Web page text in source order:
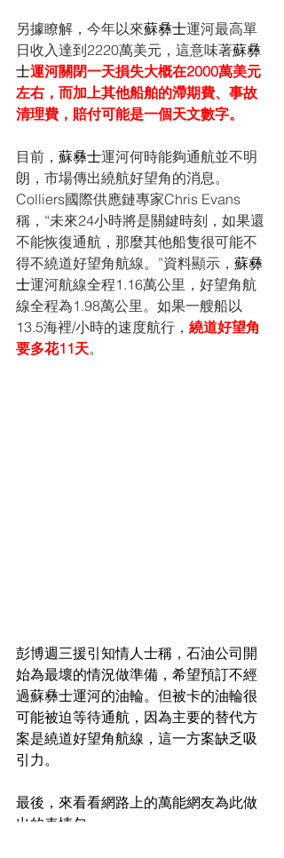
另據瞭解，今年以來蘇彝士運河最高單
日收入達到2220萬美元，這意味著蘇彝
士運河關閉一天損失大概在2000萬美元
左右，而加上其他船舶的滯期費、事故
清理費，賠付可能是一個天文數字。
目前， 蘇彝士運河何時能夠通航並不明
朗，市場傳出繞航好望角的消息。
Colliers國際供應鏈專家Chris Evans
稱，“未來24小時將是關鍵時刻，如果還
不能恢復通航，那麼其他船隻很可能不
得不繞道好望角航線。”資料顯示， 蘇彝
士運河航線全程1.16萬公里，好望角航
線全程為1.98萬公里。如果一艘船以
13.5海裡/小時的速度航行， 繞道好望角
要多花11天。
彭博週三援引知情人士稱，石油公司開
始為最壞的情況做準備，希望預訂不經
過蘇彝士運河的油輪。但被卡的油輪很
可能被迫等待通航，因為主要的替代方
案是繞道好望角航線，這一方案缺乏吸
引力。
最後，來看看網路上的萬能網友為此做
出的表情包。